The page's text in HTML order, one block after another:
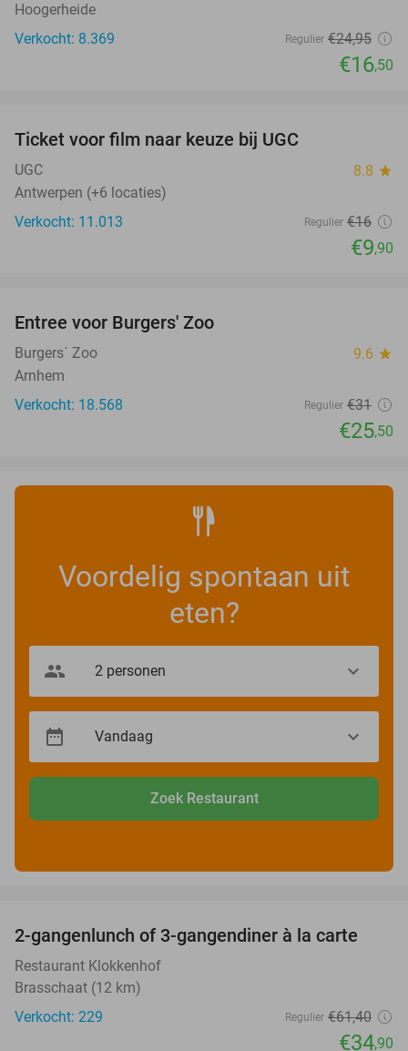
Hoogerheide
Verkocht: 8.369
Regulier €24,95
€16,50
Ticket voor film naar keuze bij UGC
UGC 8.8 star
Antwerpen (+6 locaties)
Verkocht: 11.013
Regulier €16
€9,90
Entree voor Burgers' Zoo
Burgers´ Zoo 9.6 star
Arnhem
Verkocht: 18.568
Regulier €31
€25,50
Voordelig spontaan uit
eten?
Zoek Restaurant
43%
2-gangenlunch of 3-gangendiner à la carte
Restaurant Klokkenhof
Brasschaat (12 km)
Verkocht: 229
Regulier €61,40
€34,90